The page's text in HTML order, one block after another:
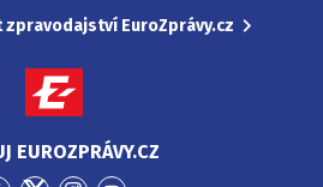
zpravodajství EuroZprávy.cz
EUROZPRÁVY.CZ